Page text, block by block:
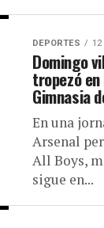
DEPORTES
Domingo
tropezó
Gimnasia
En una
Arsenal
All Boys,
sigue en...